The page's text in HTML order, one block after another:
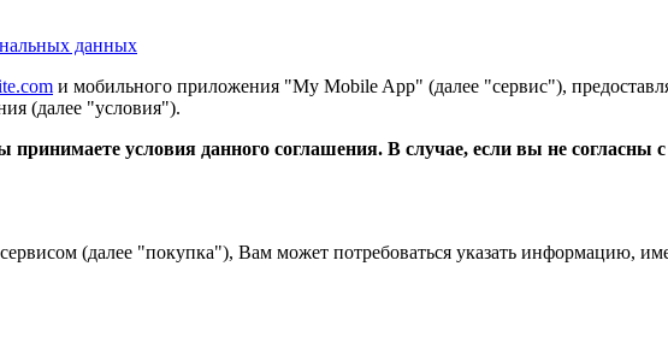
данных
и мобильного приложения "My Mobile App" (далее "сервис"),
(далее "условия").
принимаете условия данного соглашения. В случае, если вы не
(далее "покупка"), Вам может потребоваться указать информацию,